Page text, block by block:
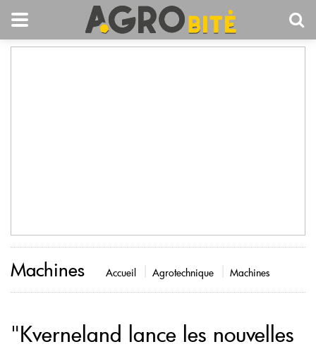
Machines Accueil Agrotechnique Machines
"Kverneland lance les nouvelles